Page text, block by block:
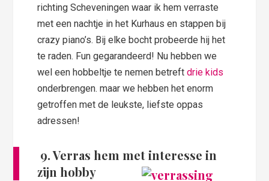
richting Scheveningen waar ik hem verraste
met een nachtje in het Kurhaus en stappen bij
crazy piano’s. Bij elke bocht probeerde hij het
te raden. Fun gegarandeerd! Nu hebben we
wel een hobbeltje te nemen betreftdrie kids
onderbrengen. maar we hebben het enorm
getroffen met de leukste, liefste oppas
adressen!
9. Verras hem met interesse in
zijn hobby